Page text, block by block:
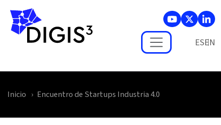
Skip to main content
ES
Inicio Encuentro de Startups Industria 4.0